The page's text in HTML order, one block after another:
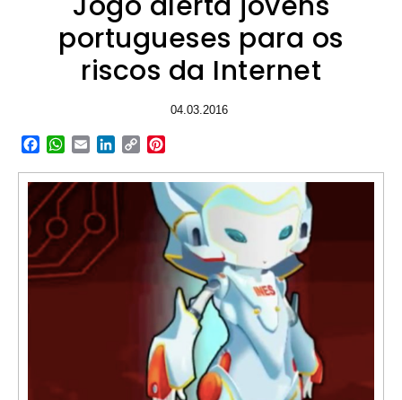
portugueses para os
riscos da Internet
04.03.2016
Facebook
WhatsApp
EmailLinkedIn
Copy